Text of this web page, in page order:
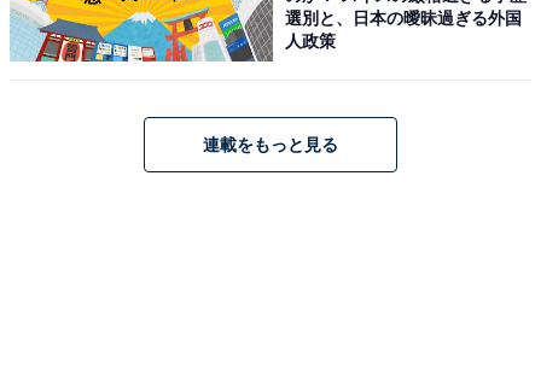
選別と、日本の曖昧過ぎる外国
人政策
連載をもっと見る